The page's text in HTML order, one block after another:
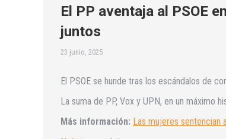
El PP aventaja al PSOE
juntos
23 junio, 2025
El PSOE se hunde tras los escándalos de
La suma de PP, Vox y UPN, en un máximo
Más información: Las mujeres sentencian